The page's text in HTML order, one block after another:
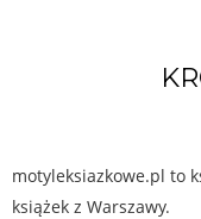
motyleksiazkowe.pl to
książek z Warszawy.